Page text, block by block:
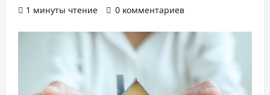
1 минуты чтение
0 комментариев